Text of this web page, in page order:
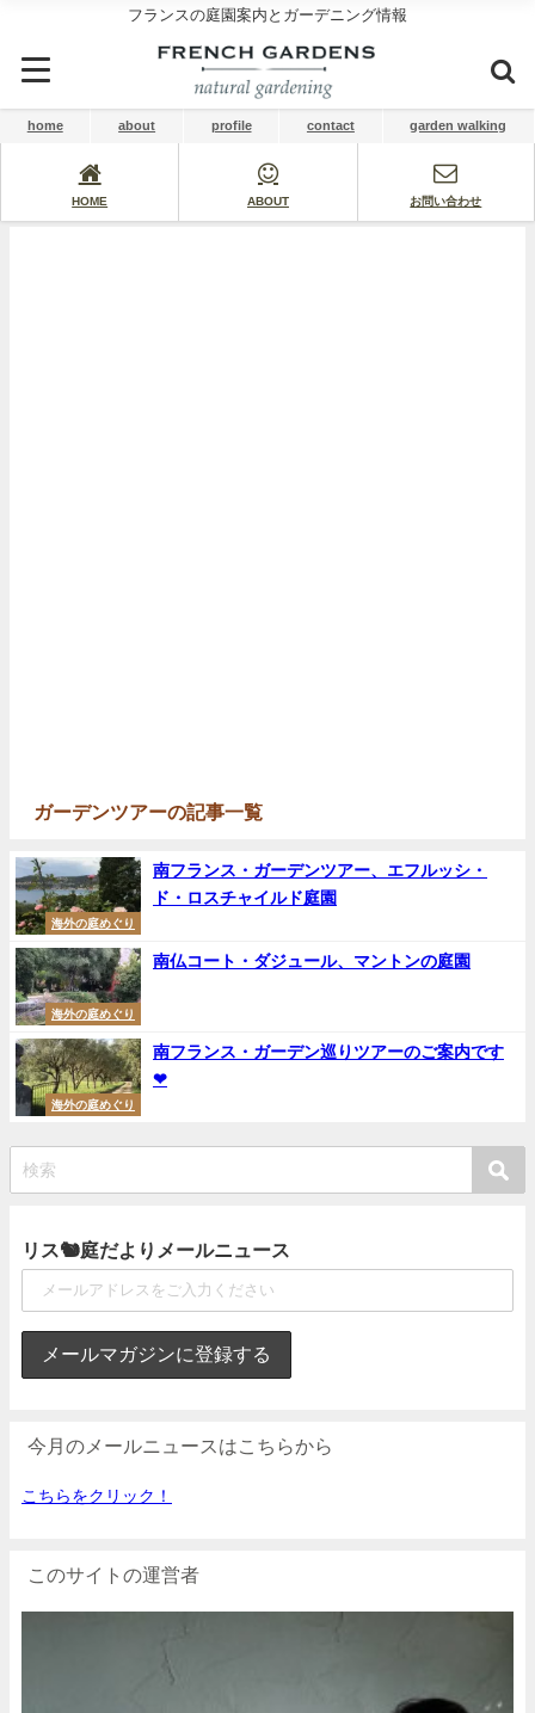
フランスの庭園案内とガーデニング情報
home about profile contact garden walking
HOME ABOUT お問い合わせ
ガーデンツアーの記事一覧
海外の庭めぐり
南フランス・ガーデンツアー、エフルッシ・
ド・ロスチャイルド庭園
海外の庭めぐり
南仏コート・ダジュール、マントンの庭園
海外の庭めぐり
南フランス・ガーデン巡りツアーのご案内です
❤
リス🐿庭だよりメールニュース
今月のメールニュースはこちらから
こちらをクリック！
このサイトの運営者